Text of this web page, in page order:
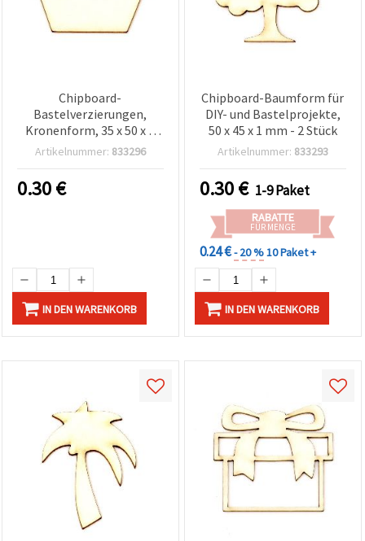
Chipboard-
Bastelverzierungen,
Kronenform, 35 x 50 x 1
mm - 2 Stück
Artikelnummer: 833296
0.30€
IN DEN WARENKORB
Chipboard-Baumform für
DIY- und Bastelprojekte,
50 x 45 x 1 mm - 2 Stück
Artikelnummer: 833293
0.30€ 1-9 Paket
RABATTE
FÜR MENGE
0.24 €- 20 %10 Paket +
IN DEN WARENKORB